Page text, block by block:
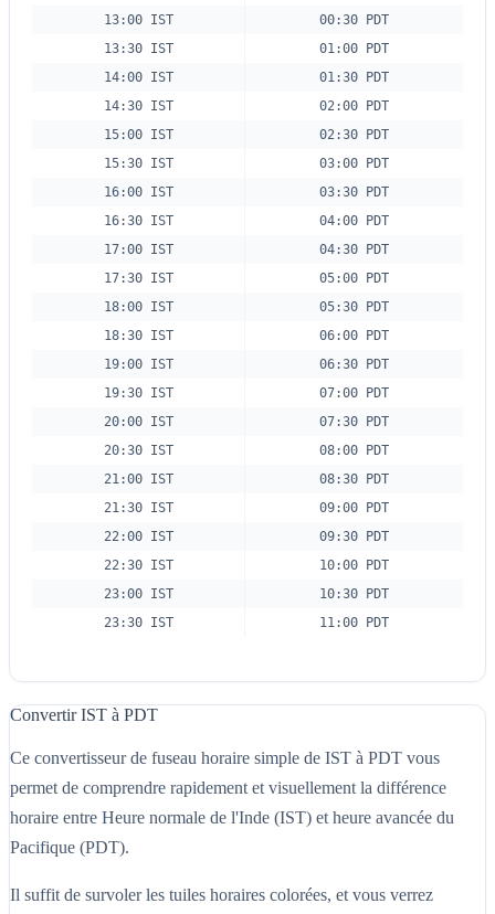
13:00 IST
00:30 PDT
13:30 IST
01:00 PDT
14:00 IST
01:30 PDT
14:30 IST
02:00 PDT
15:00 IST
02:30 PDT
15:30 IST
03:00 PDT
16:00 IST
03:30 PDT
16:30 IST
04:00 PDT
17:00 IST
04:30 PDT
17:30 IST
05:00 PDT
18:00 IST
05:30 PDT
18:30 IST
06:00 PDT
19:00 IST
06:30 PDT
19:30 IST
07:00 PDT
20:00 IST
07:30 PDT
20:30 IST
08:00 PDT
21:00 IST
08:30 PDT
21:30 IST
09:00 PDT
22:00 IST
09:30 PDT
22:30 IST
10:00 PDT
23:00 IST
10:30 PDT
23:30 IST
11:00 PDT
Convertir IST à PDT
Ce convertisseur de fuseau horaire simple de IST à PDT vous
permet de comprendre rapidement et visuellement la différence
horaire entre Heure normale de l'Inde (IST) et heure avancée du
Pacifique (PDT).
Il suffit de survoler les tuiles horaires colorées, et vous verrez